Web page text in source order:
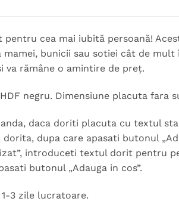
pentru cea mai iubită persoană!
bunicii sau sotiei cât de
va rămâne o amintire de preț.
negru. Dimensiune placuta fara
daca doriti placuta cu textul
dupa care apasati butonul
introduceti textul dorit pentru
butonul „Adauga in cos”.
3 zile lucratoare.